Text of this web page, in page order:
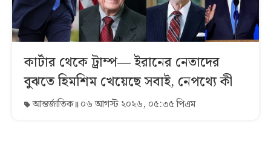
কার্টার থেকে ট্রাম্প— ইরানের নেতাদের
বুঝতে হিমশিম খেয়েছে সবাই, নেপথ্যে কী
আন্তর্জাতিক ০৬ আগস্ট ২০২৬, ০৫:৩৫ পিএম